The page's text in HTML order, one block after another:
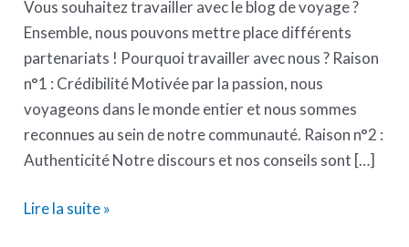
Vous souhaitez travailler avec le blog de voyage ?
Ensemble, nous pouvons mettre place différents
partenariats ! Pourquoi travailler avec nous ? Raison
n°1 : Crédibilité Motivée par la passion, nous
voyageons dans le monde entier et nous sommes
reconnues au sein de notre communauté. Raison n°2 :
Authenticité Notre discours et nos conseils sont […]
Lire la suite »